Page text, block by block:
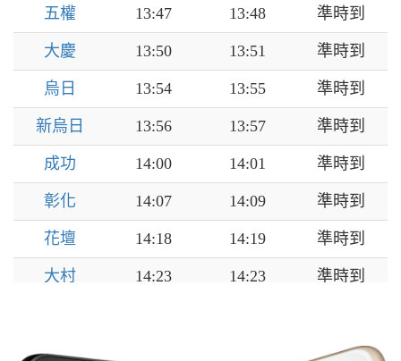
五權 13:47 13:48 準時到
大慶 13:50 13:51 準時到
烏日 13:54 13:55 準時到
新烏日 13:56 13:57 準時到
成功 14:00 14:01 準時到
彰化 14:07 14:09 準時到
花壇 14:18 14:19 準時到
大村 14:23 14:23 準時到
永靖 準時到